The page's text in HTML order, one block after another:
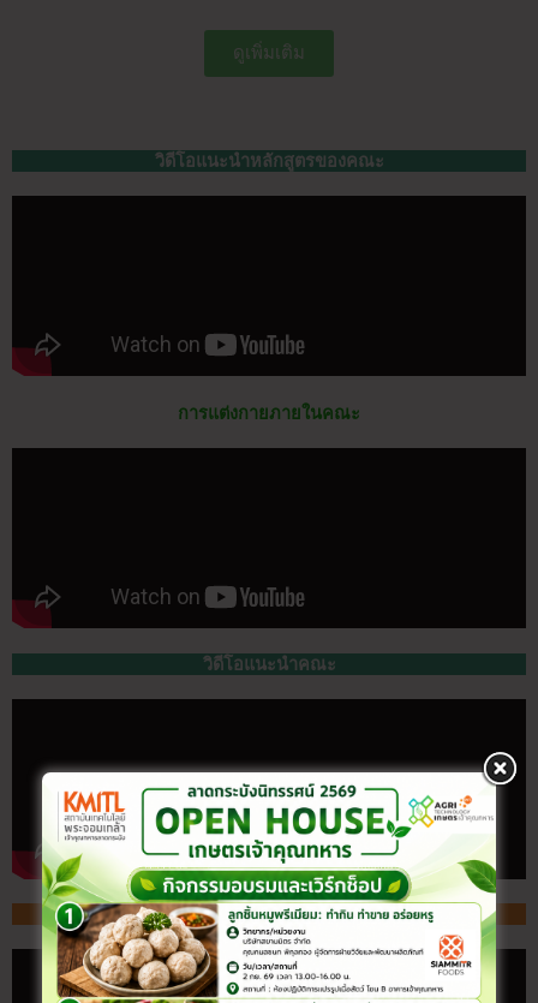
ดูเพิ่มเติม
วิดีโอแนะนำหลักสูตรของคณะ
การแต่งกายภายในคณะ
วิดีโอแนะนำคณะ
สจล. กับมูลนิธิพระดาบส